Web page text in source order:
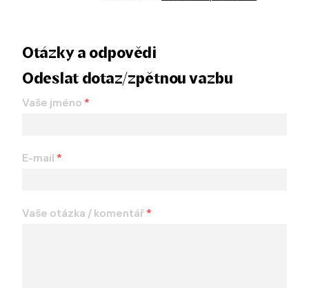
Otázky a odpovědi
Odeslat dotaz/zpětnou vazbu
Vaše jméno *
E-mail *
Vaše otázka / komentář*